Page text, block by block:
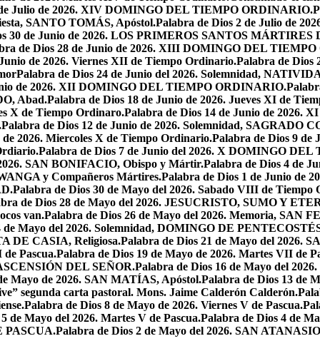
Julio de 2026. XIV DOMINGO DEL TIEMPO ORDINARIO.
SANTO TOMÁS, Apóstol.Palabra de Dios 2 de Julio de
30 de Junio de 2026. LOS PRIMEROS SANTOS
de Dios 28 de Junio de 2026. XIII DOMINGO DEL
de 2026. Viernes XII de Tiempo Ordinario.Palabra de Dios
Palabra de Dios 24 de Junio del 2026. Solemnidad,
de 2026. XII DOMINGO DEL TIEMPO ORDINARIO.
Abad.Palabra de Dios 18 de Junio de 2026. Jueves XI de
X de Tiempo Ordinaro.Palabra de Dios 14 de Junio de
Palabra de Dios 12 de Junio de 2026. Solemnidad, SAGRADO
2026. Miercoles X de Tiempo Ordinario.Palabra de Dios 9 de
Palabra de Dios 7 de Junio del 2026. X DOMINGO
SAN BONIFACIO, Obispo y Mártir.Palabra de Dios 4 de
y Compañeros Mártires.Palabra de Dios 1 de Junio de
Palabra de Dios 30 de Mayo del 2026. Sabado VIII de Tiempo
de Dios 28 de Mayo del 2026. JESUCRISTO, SUMO Y
van.Palabra de Dios 26 de Mayo del 2026. Memoria, SAN
de Mayo del 2026. Solemnidad, DOMINGO DE
DE CASIA, Religiosa.Palabra de Dios 21 de Mayo del 2026.
Pascua.Palabra de Dios 19 de Mayo de 2026. Martes VII de
DEL SEÑOR.Palabra de Dios 16 de Mayo del
Mayo de 2026. SAN MATÍAS, Apóstol.Palabra de Dios 13 de
segunda carta pastoral. Mons. Jaime Calderón Calderón.
Palabra de Dios 8 de Mayo de 2026. Viernes V de Pascua.
de Mayo del 2026. Martes V de Pascua.Palabra de Dios 4 de
PASCUA.Palabra de Dios 2 de Mayo del 2026. SAN